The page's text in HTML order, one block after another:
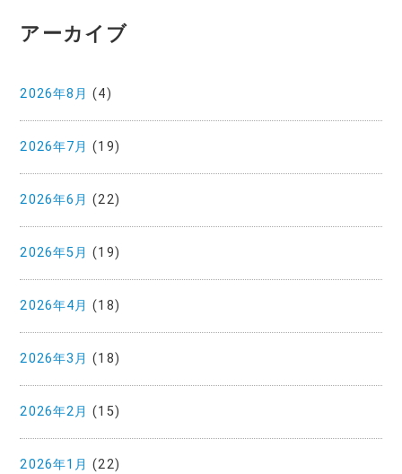
アーカイブ
2026年8月 (4)
2026年7月 (19)
2026年6月 (22)
2026年5月 (19)
2026年4月 (18)
2026年3月 (18)
2026年2月 (15)
2026年1月 (22)